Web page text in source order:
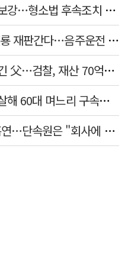
경찰, 기동대 줄여 수사인력 보강…형소법 후속조치 본격화
'뺑소니 후 술타기 의혹' 이재룡 재판간다…음주운전 혐의 제외
아들 운영 불법 도박 수익 숨긴 父…검찰, 재산 70억원 몰수
한 집 사는 시어머니 흉기로 살해 60대 며느리 구속…범행 동기는
청계천서 중국인들 버젓이 흡연…단속원은 "회사에 알려라" 딴청